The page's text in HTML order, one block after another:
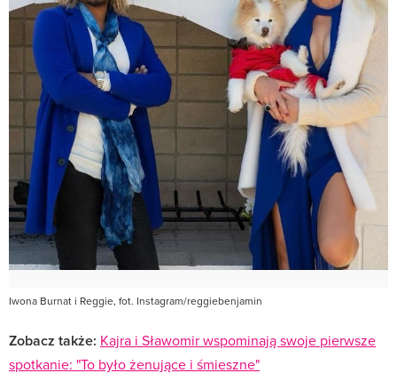
Iwona Burnat i Reggie, fot. Instagram/reggiebenjamin
Zobacz także: Kajra i Sławomir wspominają swoje pierwsze
spotkanie: "To było żenujące i śmieszne"